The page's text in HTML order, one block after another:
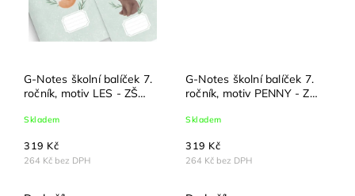
G-Notes školní balíček 7.
ročník, motiv LES - ZŠ
Skladem
264 Kč bez DPH
319 Kč
G-Notes školní balíček 7.
ročník, motiv PENNY - ZŠ
Skladem
264 Kč bez DPH
319 Kč